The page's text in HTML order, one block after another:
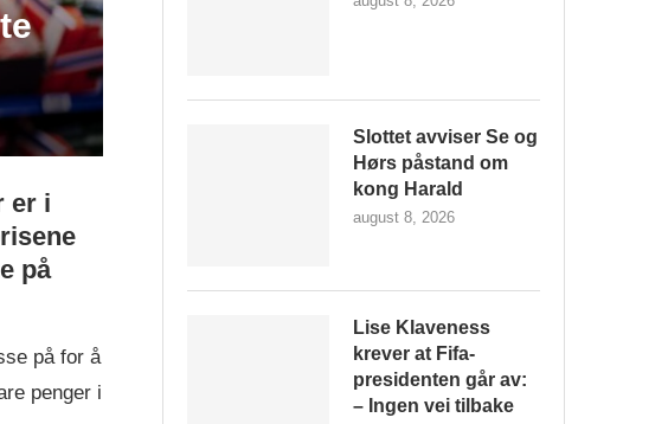
er i
på
på for å
penger i
Slottet avviser Se og
Hørs påstand om
kong Harald
august 8, 2026
Lise Klaveness
krever at Fifa-
presidenten går av:
– Ingen vei tilbake